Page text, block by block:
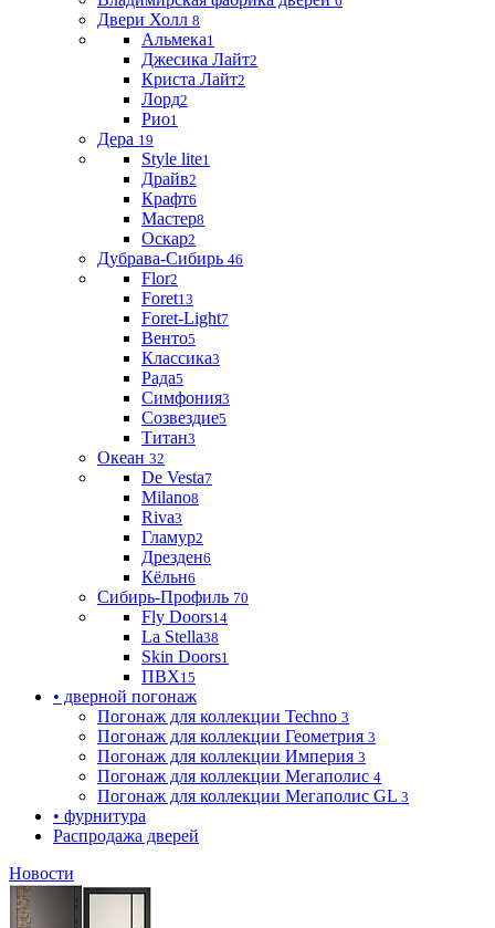
Двери Холл 8
Альмека1
Джесика Лайт2
Криста Лайт2
Лорд2
Рио1
Дера 19
Style lite1
Драйв2
Крафт6
Мастер8
Оскар2
Дубрава-Сибирь 46
Flor2
Foret13
Foret-Light7
Венто5
Классика3
Рада5
Симфония3
Созвездие5
Титан3
Океан 32
De Vesta7
Milano8
Riva3
Гламур2
Дрезден6
Кёльн6
Сибирь-Профиль 70
Fly Doors14
La Stella38
Skin Doors1
ПВХ15
• дверной погонаж
Погонаж для коллекции Techno 3
Погонаж для коллекции Геометрия 3
Погонаж для коллекции Империя 3
Погонаж для коллекции Мегаполис 4
Погонаж для коллекции Мегаполис GL 3
• фурнитура
Распродажа дверей
Новости